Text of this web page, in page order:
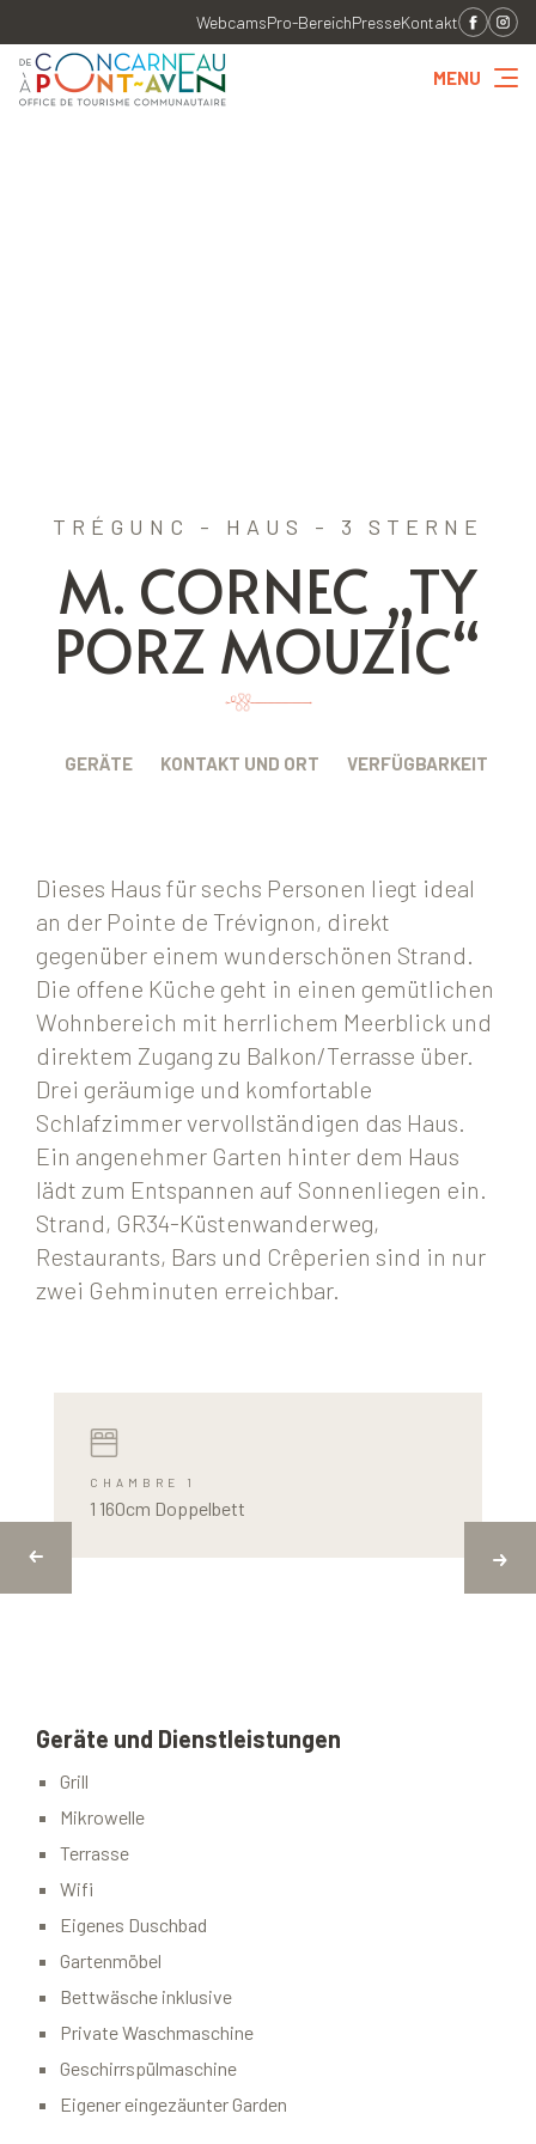
WebcamsPro-BereichPresseKontakt
MENU
TRÉGUNC - HAUS - 3 STERNE
M. CORNEC „TY
PORZ MOUZIC“
GERÄTE KONTAKT UND ORT VERFÜGBARKEIT
Dieses Haus für sechs Personen liegt ideal
an der Pointe de Trévignon, direkt
gegenüber einem wunderschönen Strand.
Die offene Küche geht in einen gemütlichen
Wohnbereich mit herrlichem Meerblick und
direktem Zugang zu Balkon/Terrasse über.
Drei geräumige und komfortable
Schlafzimmer vervollständigen das Haus.
Ein angenehmer Garten hinter dem Haus
lädt zum Entspannen auf Sonnenliegen ein.
Strand, GR34-Küstenwanderweg,
Restaurants, Bars und Crêperien sind in nur
zwei Gehminuten erreichbar.
CHAMBRE 1
1 160cm Doppelbett
Geräte und Dienstleistungen
Grill
Mikrowelle
Terrasse
Wifi
Eigenes Duschbad
Gartenmöbel
Bettwäsche inklusive
Private Waschmaschine
Geschirrspülmaschine
Eigener eingezäunter Garden